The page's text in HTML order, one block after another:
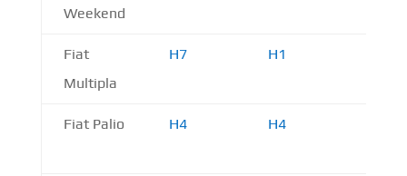
Weekend
Fiat
Multipla
H7 H1
Fiat Palio H4 H4